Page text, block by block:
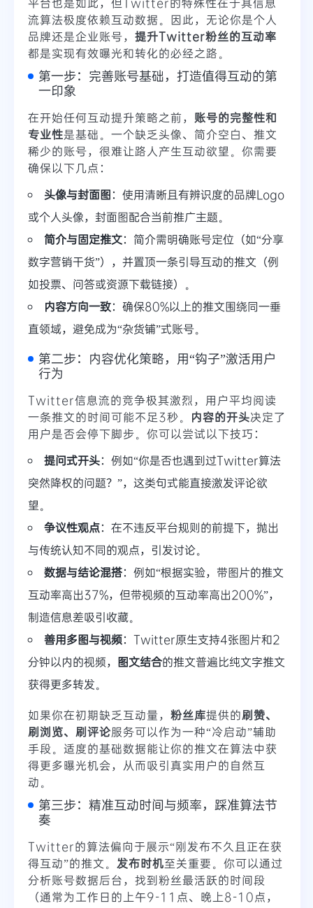
流算法极度依赖互动数据。因此，无论你是个人
品牌还是企业账号， 提升Twitter粉丝的互动率
都是实现有效曝光和转化的必经之路。
第一步：完善账号基础，打造值得互动的第
一印象
在开始任何互动提升策略之前， 账号的完整性和
专业性是基础。一个缺乏头像、简介空白、推文
稀少的账号，很难让路人产生互动欲望。你需要
确保以下几点：
头像与封面图：使用清晰且有辨识度的品牌Logo
或个人头像，封面图配合当前推广主题。
简介与固定推文：简介需明确账号定位（如“分享
数字营销干货”），并置顶一条引导互动的推文（例
如投票、问答或资源下载链接）。
内容方向一致：确保80%以上的推文围绕同一垂
直领域，避免成为“杂货铺”式账号。
第二步：内容优化策略，用“钩子”激活用户
行为
Twitter信息流的竞争极其激烈，用户平均阅读
一条推文的时间可能不足3秒。 内容的开头决定了
用户是否会停下脚步。你可以尝试以下技巧：
提问式开头：例如“你是否也遇到过Twitter算法
突然降权的问题？”，这类句式能直接激发评论欲
望。
争议性观点：在不违反平台规则的前提下，抛出
与传统认知不同的观点，引发讨论。
数据与结论混搭：例如“根据实验，带图片的推文
互动率高出37%，但带视频的互动率高出200%”，
制造信息差吸引收藏。
善用多图与视频：Twitter原生支持4张图片和2
分钟以内的视频， 图文结合的推文普遍比纯文字推文
获得更多转发。
如果你在初期缺乏互动量， 粉丝库提供的刷赞、
刷浏览、刷评论服务可以作为一种“冷启动”辅助
手段。适度的基础数据能让你的推文在算法中获
得更多曝光机会，从而吸引真实用户的自然互
动。
第三步：精准互动时间与频率，踩准算法节
奏
Twitter的算法偏向于展示“刚发布不久且正在获
得互动”的推文。 发布时机至关重要。你可以通过
分析账号数据后台，找到粉丝最活跃的时间段
（通常为工作日的上午9-11点、晚上8-10点，